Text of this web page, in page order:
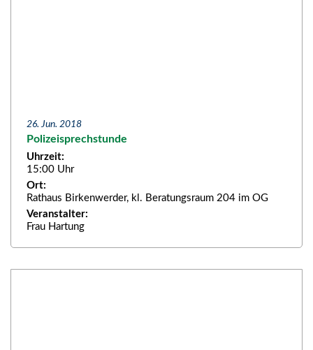
26. Jun. 2018
Polizeisprechstunde
Uhrzeit:
15:00 Uhr
Ort:
Rathaus Birkenwerder, kl. Beratungsraum 204 im OG
Veranstalter:
Frau Hartung